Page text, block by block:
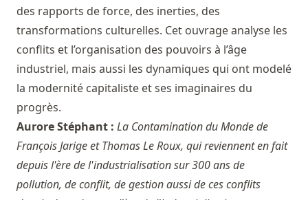
des rapports de force, des inerties, des
transformations culturelles. Cet ouvrage analyse les
conflits et l’organisation des pouvoirs à l’âge
industriel, mais aussi les dynamiques qui ont modelé
la modernité capitaliste et ses imaginaires du
progrès.
Aurore Stéphant : La Contamination du Monde de
François Jarige et Thomas Le Roux, qui reviennent en fait
depuis l'ère de l'industrialisation sur 300 ans de
pollution, de conflit, de gestion aussi de ces conflits